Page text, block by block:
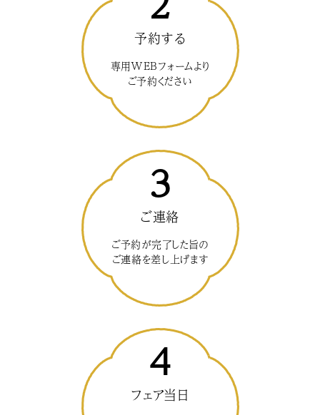
予約する
専用WEBフォームより
ご予約ください
3
ご連絡
ご予約が完了した旨の
ご連絡を差し上げます
4
フェア当日